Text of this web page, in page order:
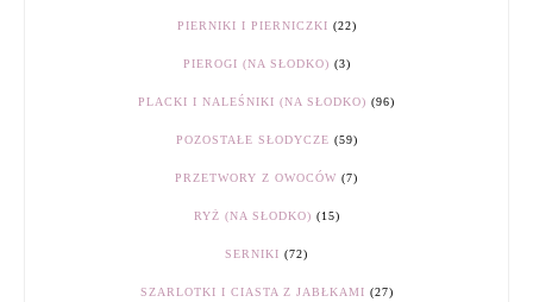
PIERNIKI I PIERNICZKI (22)
PIEROGI (NA SŁODKO) (3)
PLACKI I NALEŚNIKI (NA SŁODKO) (96)
POZOSTAŁE SŁODYCZE (59)
PRZETWORY Z OWOCÓW (7)
RYŻ (NA SŁODKO) (15)
SERNIKI (72)
SZARLOTKI I CIASTA Z JABŁKAMI (27)